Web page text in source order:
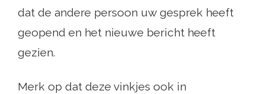
dat de andere persoon uw gesprek heeft
geopend en het nieuwe bericht heeft
gezien.
Merk op dat deze vinkjes ook in